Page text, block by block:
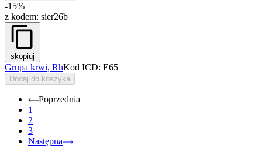
-15%
z kodem: sier26b
skopiuj
Grupa krwi, RhKod ICD: E65
Dodaj do koszyka
Poprzednia
1
2
3
Następna